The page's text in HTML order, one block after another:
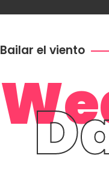
Bailar el viento